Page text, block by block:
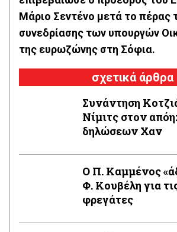
Μάριο Σεντένο μετά το πέρας
συνεδρίασης των υπουργών
της ευρωζώνης στη Σόφια.
σχετικά άρθρα
Συνάντηση
Νίμιτς στον απόηχο των
δηλώσεων Χαν
Ο Π. Καμμένος
Φ. Κουβέλη για
φρεγάτες